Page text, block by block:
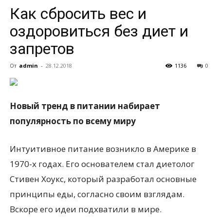
Как сбросить вес и
оздоровиться без диет и
запретов
От admin - 28.12.2018 0
1136
Новый тренд в питании набирает
популярность по всему миру
Интуитивное питание возникло в Америке в
1970-х годах. Его основателем стал диетолог
Стивен Хоукс, который разработал основные
принципы еды, согласно своим взглядам.
Вскоре его идеи подхватили в мире.